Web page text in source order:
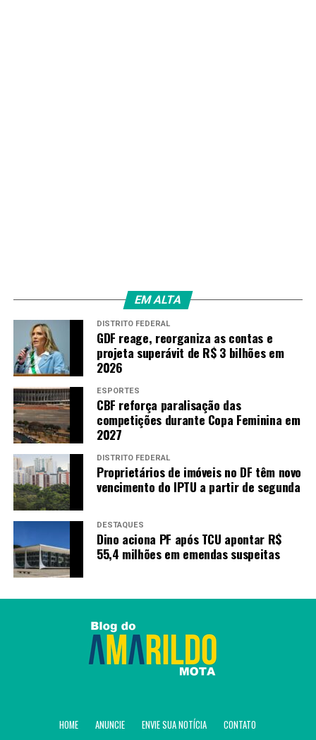
EM ALTA
DISTRITO FEDERAL
GDF reage, reorganiza as contas e
projeta superávit de R$ 3 bilhões em
2026
ESPORTES
CBF reforça paralisação das
competições durante Copa Feminina em
2027
DISTRITO FEDERAL
Proprietários de imóveis no DF têm novo
vencimento do IPTU a partir de segunda
DESTAQUES
Dino aciona PF após TCU apontar R$
55,4 milhões em emendas suspeitas
HOME ANUNCIE ENVIE SUA NOTÍCIA CONTATO